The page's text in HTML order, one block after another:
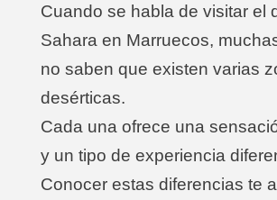
Cuando se habla de visitar el
Sahara en Marruecos,
no saben que existen varias
desérticas.
Cada una ofrece una
y un tipo de experiencia
Conocer estas diferencias te